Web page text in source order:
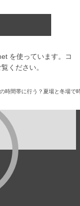
を使っています。
コ
ください。
時間帯に行う？夏場と冬場で